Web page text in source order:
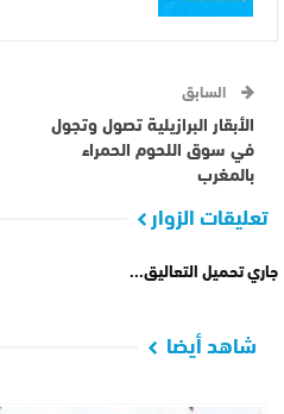
السابق
الأبقار البرازيلية تصول وتجول
في سوق اللحوم الحمراء
بالمغرب
تعليقات الزوار
جاري تحميل التعاليق...
شاهد أيضا